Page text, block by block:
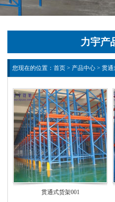
力宇产
您现在的位置： 首页 > 产品中心 > 贯通
贯通式货架001